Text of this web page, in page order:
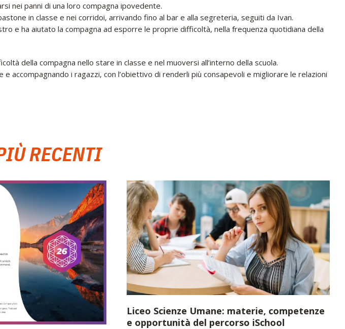
nei panni di una loro compagna ipovedente.
in classe e nei corridoi, arrivando fino al bar e alla segreteria, seguiti da Ivan.
e ha aiutato la compagna ad esporre le proprie difficoltà, nella frequenza quotidiana della
della compagna nello stare in classe e nel muoversi all’interno della scuola.
i ragazzi, con l’obiettivo di renderli più consapevoli e migliorare le relazioni
RECENTI
Liceo Scienze Umane: materie, competenze
e opportunità del percorso iSchool